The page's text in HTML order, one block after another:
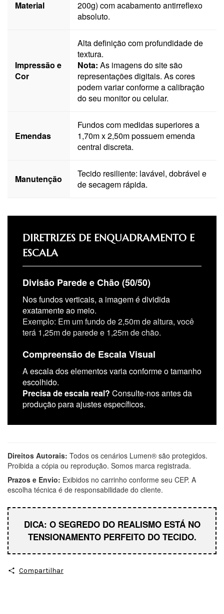
Material
200g) com acabamento antirreflexo
absoluto.
Impressão e
Cor
Alta definição com profundidade de
textura.
Nota: As imagens do site são
representações digitais. As cores
podem variar conforme a calibração
do seu monitor ou celular.
Emendas
Fundos com medidas superiores a
1,70m x 2,50m possuem emenda
central discreta.
Manutenção
Tecido resiliente: lavável, dobrável e
de secagem rápida.
DIRETRIZES DE ENQUADRAMENTO E
ESCALA
Divisão Parede e Chão (50/50)
Nos fundos verticais, a imagem é dividida
exatamente ao meio.
Exemplo: Em um fundo de 2,50m de altura, você
terá 1,25m de parede e 1,25m de chão.
Compreensão de Escala Visual
A escala dos elementos varia conforme o tamanho
escolhido.
Precisa de escala real? Consulte-nos antes da
produção para ajustes específicos.
Direitos Autorais: Todos os cenários Lumen® são protegidos.
Proibida a cópia ou reprodução. Somos marca registrada.
Prazos e Envio: Exibidos no carrinho conforme seu CEP. A
escolha técnica é de responsabilidade do cliente.
DICA: O SEGREDO DO REALISMO ESTÁ NO
TENSIONAMENTO PERFEITO DO TECIDO.
Compartilhar